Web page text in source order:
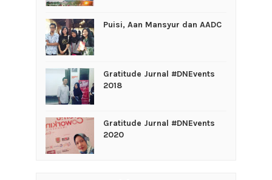
Puisi, Aan Mansyur dan AADC
Gratitude Jurnal #DNEvents
2018
Gratitude Jurnal #DNEvents
2020